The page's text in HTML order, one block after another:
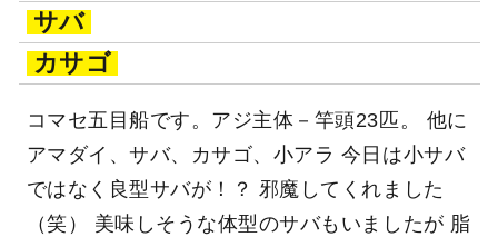
釣行日：2026年2月21日（土）中潮
アラ
アジ
アマダイ
サバ
カサゴ